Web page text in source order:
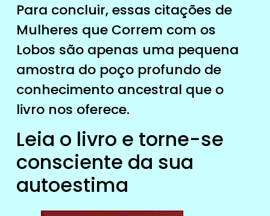
Para concluir, essas citações de
Mulheres que Correm com os
Lobos são apenas uma pequena
amostra do poço profundo de
conhecimento ancestral que o
livro nos oferece.
Leia o livro e torne-se
consciente da sua
autoestima